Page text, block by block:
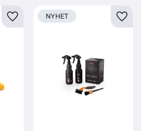
Lägg till i favoriter
NYHET